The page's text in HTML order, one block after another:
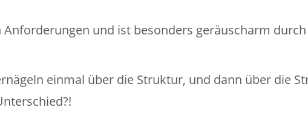
und ist besonders geräuscharm
einmal über die Struktur, und dann über die